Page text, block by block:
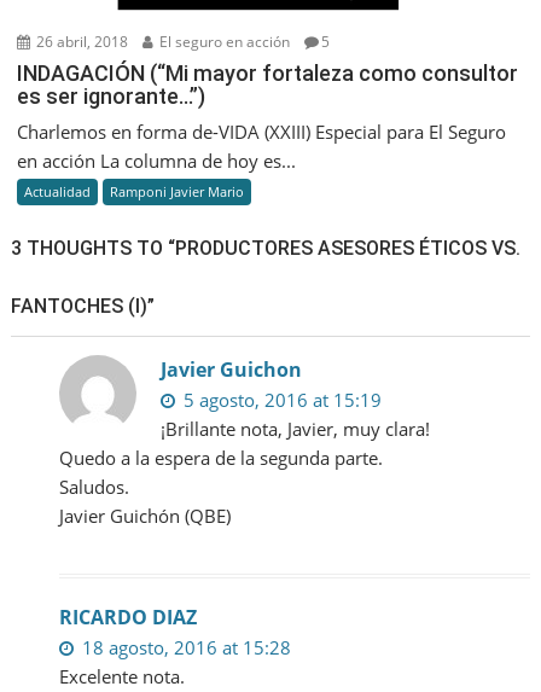
26 abril, 2018 El seguro en acción 5
INDAGACIÓN (“Mi mayor fortaleza como consultor
es ser ignorante…”)
Charlemos en forma de-VIDA (XXIII) Especial para El Seguro
en acción La columna de hoy es...
Actualidad Ramponi Javier Mario
3 THOUGHTS TO “PRODUCTORES ASESORES ÉTICOS VS.
FANTOCHES (I)”
Javier Guichon
5 agosto, 2016 at 15:19
¡Brillante nota, Javier, muy clara!
Quedo a la espera de la segunda parte.
Saludos.
Javier Guichón (QBE)
RICARDO DIAZ
18 agosto, 2016 at 15:28
Excelente nota.